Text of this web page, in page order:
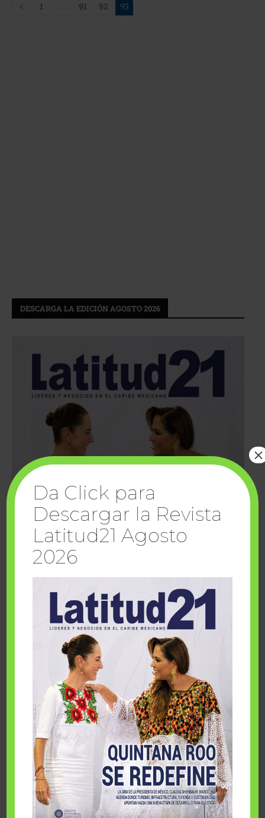
1 … 91 92 93
DESCARGA LA EDICIÓN AGOSTO 2026
COLUMNAS EDITORIALES
Verano, diplomacia y turismo: los
desafíos de Quintana Roo
4 agosto, 2026
Da Click para
Descargar la Revista
Latitud21 Agosto
2026
×